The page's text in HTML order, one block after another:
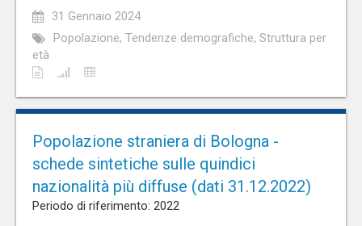
31 Gennaio 2024
Popolazione, Tendenze demografiche, Struttura per
età
Popolazione straniera di Bologna -
schede sintetiche sulle quindici
nazionalità più diffuse (dati 31.12.2022)
Periodo di riferimento: 2022